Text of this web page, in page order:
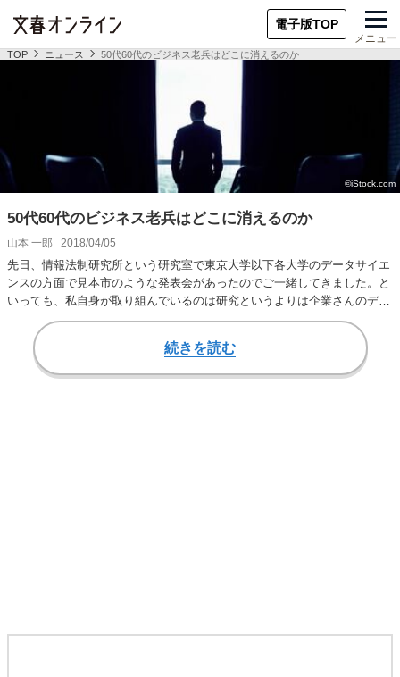
電子版TOP
メニュー
TOP ニュース 50代60代のビジネス老兵はどこに消えるのか
50代60代のビジネス老兵はどこに消えるのか
山本 一郎 2018/04/05
先日、情報法制研究所という研究室で東京大学以下各大学のデータサイエ
ンスの方面で見本市のような発表会があったのでご一緒してきました。と
いっても、私自身が取り組んでいるのは研究というよりは企業さんのデー
タ解析の方針など…
続きを読む